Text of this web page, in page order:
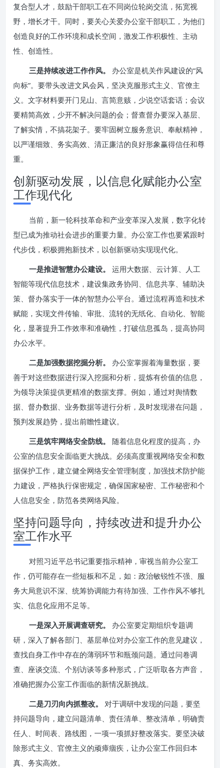
复合型人才，鼓励干部职工在不同岗位轮岗交流，拓宽视
野，增长才干。同时，要关心关爱办公室干部职工，为他们
创造良好的工作环境和成长空间，激发工作积极性、主动
性、创造性。
三是持续改进工作作风。
办公室是机关作风建设的“风
向标”。要带头改进文风会风，坚决克服形式主义、官僚主
义。文字材料要开门见山、言简意赅，少说空话套话；会议
要精简高效，少开不解决问题的会；督查督办要深入基层、
了解实情，不搞花架子。要牢固树立服务意识、奉献精神，
以严谨细致、务实高效、清正廉洁的良好形象赢得信任和尊
重。
创新驱动发展，以信息化赋能办公室
工作现代化
当前，新一轮科技革命和产业变革深入发展，数字化转
型已成为推动社会进步的重要力量。办公室工作也要紧跟时
代步伐，积极拥抱新技术，以创新驱动实现现代化。
一是推进智慧办公建设。
运用大数据、云计算、人工
智能等现代信息技术，建设集政务协同、信息共享、辅助决
策、督办落实于一体的智慧办公平台。通过流程再造和技术
赋能，实现文件传输、审批、流转的无纸化、自动化、智能
化，显著提升工作效率和准确性，打破信息孤岛，提高协同
办公水平。
二是加强数据挖掘分析。
办公室掌握着海量数据，要
善于对这些数据进行深入挖掘和分析，提炼有价值的信息，
为领导决策提供更精准的数据支撑。例如，通过对舆情数
据、督办数据、业务数据等进行分析，及时发现潜在问题，
预判发展趋势，提出前瞻性建议。
三是筑牢网络安全防线。
随着信息化程度的提高，办
公室的信息安全面临更大挑战。必须高度重视网络安全和数
据保护工作，建立健全网络安全管理制度，加强技术防护能
力建设，严格执行保密规定，确保国家秘密、工作秘密和个
人信息安全，防范各类网络风险。
坚持问题导向，持续改进和提升办公
室工作水平
对照习近平总书记重要指示精神，审视当前办公室工
作，仍可能存在一些短板和不足，如：政治敏锐性不强、服
务大局意识不深、统筹协调能力有待加强、工作作风不够扎
实、信息化应用不足等。
一是深入开展调查研究。
办公室要定期组织专题调
研，深入了解各部门、基层单位对办公室工作的意见建议，
查找自身工作中存在的薄弱环节和瓶颈问题。通过问卷调
查、座谈交流、个别访谈等多种形式，广泛听取各方声音，
准确把握办公室工作面临的新情况新挑战。
二是刀刃向内抓整改。
对于调研中发现的问题，要坚
持问题导向，建立问题清单、责任清单、整改清单，明确责
任人、时间表、路线图，一项一项抓好整改落实。要坚决破
除形式主义、官僚主义的顽瘴痼疾，让办公室工作回归本
真、务实高效。